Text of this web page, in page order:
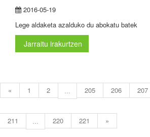
2016-05-19
Lege aldaketa azalduko du abokatu batek
Jarraitu irakurtzen
« 1 2 ... 205 206 207
211
... 220 221 »